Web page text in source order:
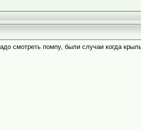
смотреть помпу, были случаи когда